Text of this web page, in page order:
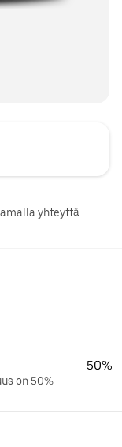
yhteyttä
on 50%
50%